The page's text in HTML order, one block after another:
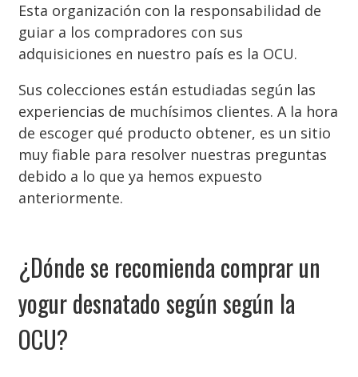
Esta organización con la responsabilidad de
guiar a los compradores con sus
adquisiciones en nuestro país es la OCU.
Sus colecciones están estudiadas según las
experiencias de muchísimos clientes. A la hora
de escoger qué producto obtener, es un sitio
muy fiable para resolver nuestras preguntas
debido a lo que ya hemos expuesto
anteriormente.
¿Dónde se recomienda comprar un
yogur desnatado según según la
OCU?